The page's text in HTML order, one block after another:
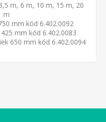
m, 6 m, 10 m, 15 m, 20
m
mm kód 6.402.0092
mm kód 6.402.0083
650 mm kód 6.402.0094